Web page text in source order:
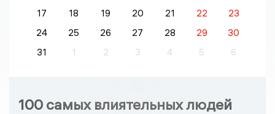
17
18 19 20 21 22
23
24
25 26 27 28 29
30
31
1 2 3 4 5 6
100 самых влиятельных людей